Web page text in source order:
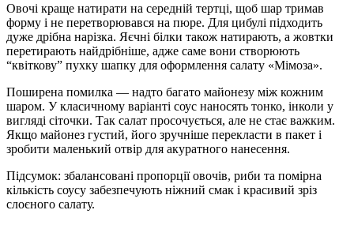
Овочі краще натирати на середній тертці, щоб шар тримав
форму і не перетворювався на пюре. Для цибулі підходить
дуже дрібна нарізка. Яєчні білки також натирають, а жовтки
перетирають найдрібніше, адже саме вони створюють
“квіткову” пухку шапку для оформлення салату «Мімоза».
Поширена помилка — надто багато майонезу між кожним
шаром. У класичному варіанті соус наносять тонко, інколи у
вигляді сіточки. Так салат просочується, але не стає важким.
Якщо майонез густий, його зручніше перекласти в пакет і
зробити маленький отвір для акуратного нанесення.
Підсумок: збалансовані пропорції овочів, риби та помірна
кількість соусу забезпечують ніжний смак і красивий зріз
слоєного салату.